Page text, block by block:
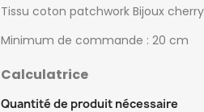
Tissu coton patchwork Bijoux cherry
Minimum de commande : 20 cm
Calculatrice
Quantité de produit nécessaire